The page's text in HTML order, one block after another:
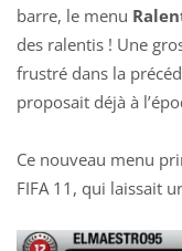
barre, le menu
des ralentis ! Une
frustré dans la
proposait déjà à
Ce nouveau menu
FIFA 11, qui laissait